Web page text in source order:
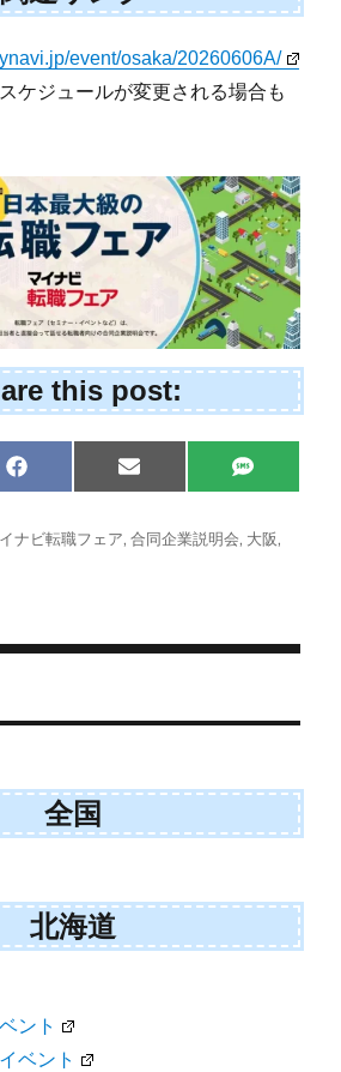
event/osaka/20260606A/
ケジュールが変更される場合も
this post:
Share
on
F
a
e
b
Share
on
E
m
i
l
Share
on
S
M
ナビ転職フェア,合同企業説明会, 大阪,
全国
北海道
ント
ベント